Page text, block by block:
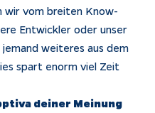
wir vom breiten Know-
Entwickler oder unser
weiteres aus dem
spart enorm viel Zeit
deiner Meinung